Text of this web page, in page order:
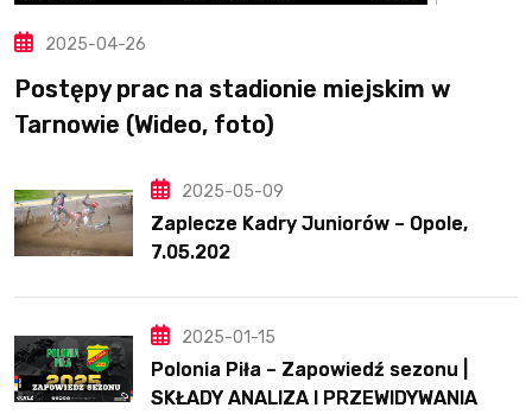
2025-04-26
Postępy prac na stadionie miejskim w
Tarnowie (Wideo, foto)
2025-05-09
Zaplecze Kadry Juniorów – Opole,
7.05.202
2025-01-15
Polonia Piła – Zapowiedź sezonu |
SKŁADY ANALIZA I PRZEWIDYWANIA